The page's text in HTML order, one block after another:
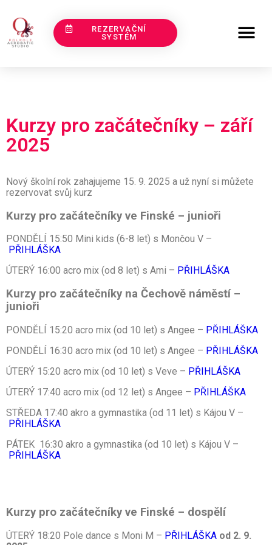
REZERVAČNÍ
SYSTÉM
Kurzy pro začátečníky – září
2025
Nový školní rok zahajujeme 15. 9. 2025 a už nyní si můžete
rezervovat svůj kurz
Kurzy pro začátečníky ve Finské – junioři
PONDĚLÍ 15:50 Mini kids (6-8 let) s Mončou V –
PŘIHLÁŠKA
ÚTERÝ 16:00 acro mix (od 8 let) s Ami – PŘIHLÁŠKA
Kurzy pro začátečníky na Čechově náměstí –
junioři
PONDĚLÍ 15:20 acro mix (od 10 let) s Angee – PŘIHLÁŠKA
PONDĚLÍ 16:30 acro mix (od 10 let) s Angee – PŘIHLÁŠKA
ÚTERÝ 15:20 acro mix (od 10 let) s Veve – PŘIHLÁŠKA
ÚTERÝ 17:40 acro mix (od 12 let) s Angee – PŘIHLÁŠKA
STŘEDA 17:40 akro a gymnastika (od 11 let) s Kájou V –
PŘIHLÁŠKA
PÁTEK 16:30 akro a gymnastika (od 10 let) s Kájou V –
PŘIHLÁŠKA
Kurzy pro začátečníky ve Finské – dospělí
ÚTERÝ 18:20 Pole dance s Moni M – PŘIHLÁŠKA od 2. 9.